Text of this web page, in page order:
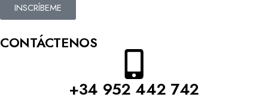
INSCRÍBEME
CONTÁCTENOS
+34 952 442 742